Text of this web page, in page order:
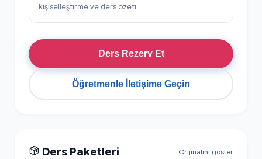
kişiselleştirme ve ders özeti
Ders Rezerv Et
Öğretmenle İletişime Geçin
Ders Paketleri Orijinalini göster